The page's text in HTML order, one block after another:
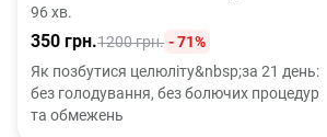
96 хв.
350 грн.1200 грн. - 71%
Як позбутися целюліту&nbsp;за 21 день:
без голодування, без болючих процедур
та обмежень